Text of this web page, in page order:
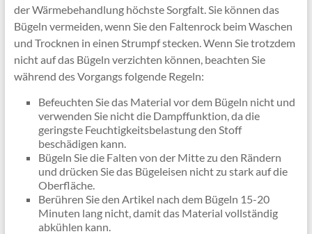
der Wärmebehandlung höchste Sorgfalt. Sie können das
Bügeln vermeiden, wenn Sie den Faltenrock beim Waschen
und Trocknen in einen Strumpf stecken. Wenn Sie trotzdem
nicht auf das Bügeln verzichten können, beachten Sie
während des Vorgangs folgende Regeln:
Befeuchten Sie das Material vor dem Bügeln nicht und
verwenden Sie nicht die Dampffunktion, da die
geringste Feuchtigkeitsbelastung den Stoff
beschädigen kann.
Bügeln Sie die Falten von der Mitte zu den Rändern
und drücken Sie das Bügeleisen nicht zu stark auf die
Oberfläche.
Berühren Sie den Artikel nach dem Bügeln 15-20
Minuten lang nicht, damit das Material vollständig
abkühlen kann.